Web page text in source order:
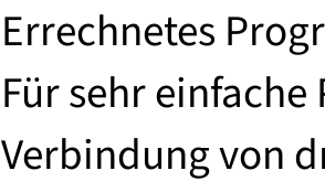
Errechnetes
Für sehr
Verbindung von